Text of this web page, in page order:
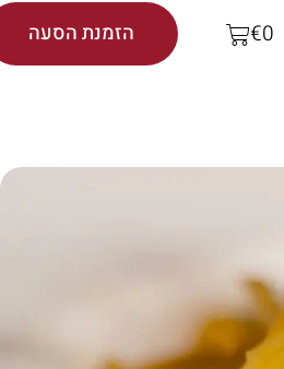
€0 הזמנת הסעה